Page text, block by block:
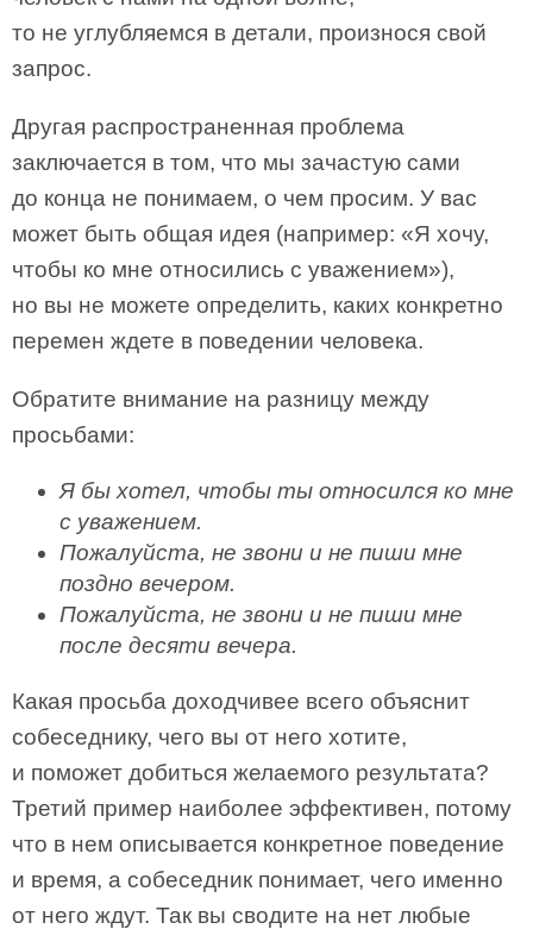
то не углубляемся в детали, произнося свой
запрос.
Другая распространенная проблема
заключается в том, что мы зачастую сами
до конца не понимаем, о чем просим. У вас
может быть общая идея (например: «Я хочу,
чтобы ко мне относились с уважением»),
но вы не можете определить, каких конкретно
перемен ждете в поведении человека.
Обратите внимание на разницу между
просьбами:
Я бы хотел, чтобы ты относился ко мне
с уважением.
Пожалуйста, не звони и не пиши мне
поздно вечером.
Пожалуйста, не звони и не пиши мне
после десяти вечера.
Какая просьба доходчивее всего объяснит
собеседнику, чего вы от него хотите,
и поможет добиться желаемого результата?
Третий пример наиболее эффективен, потому
что в нем описывается конкретное поведение
и время, а собеседник понимает, чего именно
от него ждут. Так вы сводите на нет любые